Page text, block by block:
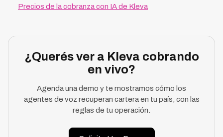
Precios de la cobranza con IA de Kleva
¿Querés ver a Kleva cobrando
en vivo?
Agenda una demo y te mostramos cómo los
agentes de voz recuperan cartera en tu país, con las
reglas de tu operación.